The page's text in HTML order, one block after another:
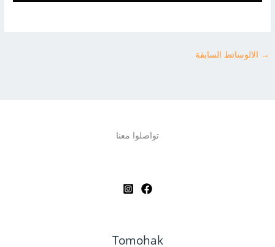
→ الالوسائط السابقة
تواصلوا معنا
Tomohak